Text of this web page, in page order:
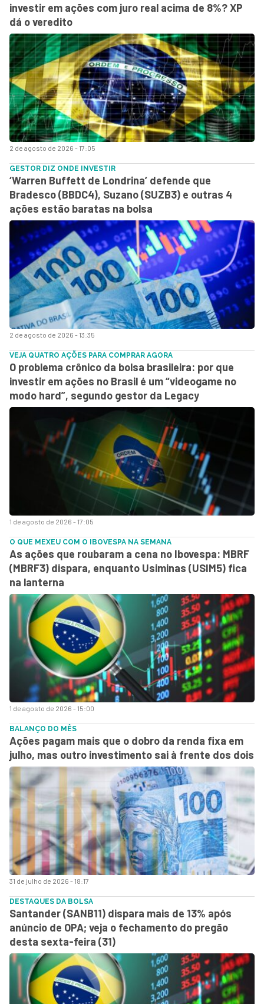
2 de agosto de 2026 - 17:05
investir em ações com juro real acima de 8%? XP
dá o veredito
2 de agosto de 2026 - 13:35
GESTOR DIZ ONDE INVESTIR
‘Warren Buffett de Londrina’ defende que
Bradesco (BBDC4), Suzano (SUZB3) e outras 4
ações estão baratas na bolsa
1 de agosto de 2026 - 17:05
VEJA QUATRO AÇÕES PARA COMPRAR AGORA
O problema crônico da bolsa brasileira: por que
investir em ações no Brasil é um “videogame no
modo hard”, segundo gestor da Legacy
1 de agosto de 2026 - 15:00
O QUE MEXEU COM O IBOVESPA NA SEMANA
As ações que roubaram a cena no Ibovespa: MBRF
(MBRF3) dispara, enquanto Usiminas (USIM5) fica
na lanterna
31 de julho de 2026 - 18:17
BALANÇO DO MÊS
Ações pagam mais que o dobro da renda fixa em
julho, mas outro investimento sai à frente dos dois
DESTAQUES DA BOLSA
Santander (SANB11) dispara mais de 13% após
anúncio de OPA; veja o fechamento do pregão
desta sexta-feira (31)